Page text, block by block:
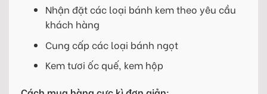
Nhận đặt các loại bánh kem theo yêu cầu
khách hàng
Cung cấp các loại bánh ngọt
Kem tươi ốc quế, kem hộp